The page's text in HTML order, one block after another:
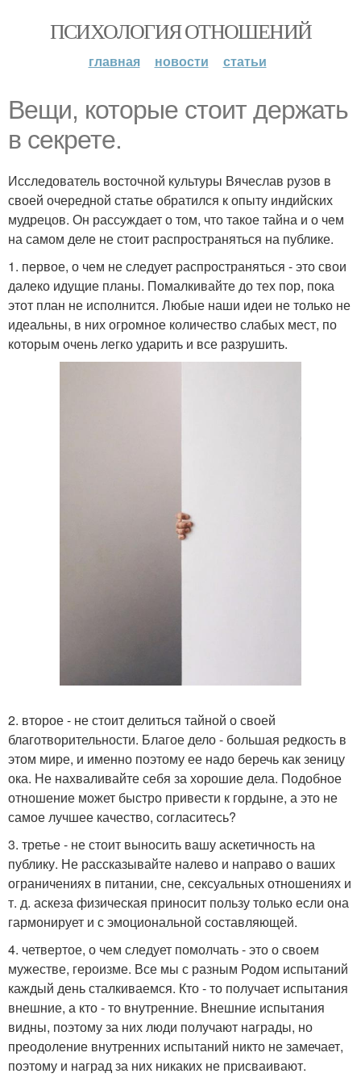
ПСИХОЛОГИЯ ОТНОШЕНИЙ
главная новости статьи
Вещи, которые стоит держать
в секрете.
Исследователь восточной культуры Вячеслав рузов в
своей очередной статье обратился к опыту индийских
мудрецов. Он рассуждает о том, что такое тайна и о чем
на самом деле не стоит распространяться на публике.
1. первое, о чем не следует распространяться - это свои
далеко идущие планы. Помалкивайте до тех пор, пока
этот план не исполнится. Любые наши идеи не только не
идеальны, в них огромное количество слабых мест, по
которым очень легко ударить и все разрушить.
2. второе - не стоит делиться тайной о своей
благотворительности. Благое дело - большая редкость в
этом мире, и именно поэтому ее надо беречь как зеницу
ока. Не нахваливайте себя за хорошие дела. Подобное
отношение может быстро привести к гордыне, а это не
самое лучшее качество, согласитесь?
3. третье - не стоит выносить вашу аскетичность на
публику. Не рассказывайте налево и направо о ваших
ограничениях в питании, сне, сексуальных отношениях и
т. д. аскеза физическая приносит пользу только если она
гармонирует и с эмоциональной составляющей.
4. четвертое, о чем следует помолчать - это о своем
мужестве, героизме. Все мы с разным Родом испытаний
каждый день сталкиваемся. Кто - то получает испытания
внешние, а кто - то внутренние. Внешние испытания
видны, поэтому за них люди получают награды, но
преодоление внутренних испытаний никто не замечает,
поэтому и наград за них никаких не присваивают.